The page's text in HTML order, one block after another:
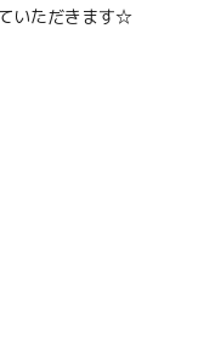
いただきます☆